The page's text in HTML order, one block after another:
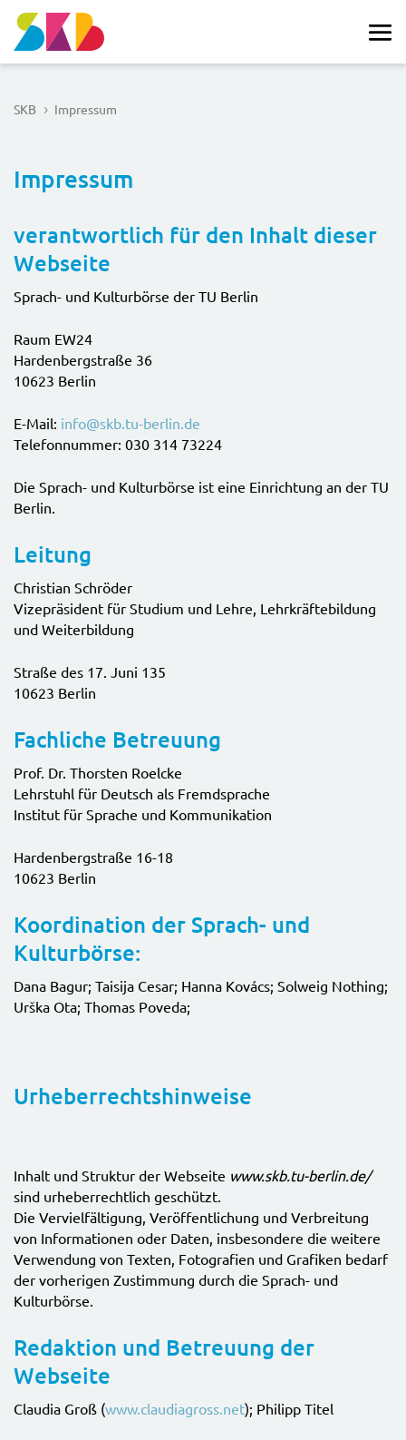
SKB 5 Impressum
Impressum
verantwortlich für den Inhalt dieser
Webseite
Sprach- und Kulturbörse der TU Berlin
Raum EW24
Hardenbergstraße 36
10623 Berlin
E-Mail: info@skb.tu-berlin.de
Telefonnummer: 030 314 73224
Die Sprach- und Kulturbörse ist eine Einrichtung an der TU
Berlin.
Leitung
Christian Schröder
Vizepräsident für Studium und Lehre, Lehrkräftebildung
und Weiterbildung
Straße des 17. Juni 135
10623 Berlin
Fachliche Betreuung
Prof. Dr. Thorsten Roelcke
Lehrstuhl für Deutsch als Fremdsprache
Institut für Sprache und Kommunikation
Hardenbergstraße 16-18
10623 Berlin
Koordination der Sprach- und
Kulturbörse:
Dana Bagur; Taisija Cesar; Hanna Kovács; Solweig Nothing;
Urška Ota; Thomas Poveda;
Urheberrechtshinweise
Inhalt und Struktur der Webseite www.skb.tu-berlin.de/
sind urheberrechtlich geschützt.
Die Vervielfältigung, Veröffentlichung und Verbreitung
von Informationen oder Daten, insbesondere die weitere
Verwendung von Texten, Fotografien und Grafiken bedarf
der vorherigen Zustimmung durch die Sprach- und
Kulturbörse.
Redaktion und Betreuung der
Webseite
Claudia Groß (www.claudiagross.net); Philipp Titel